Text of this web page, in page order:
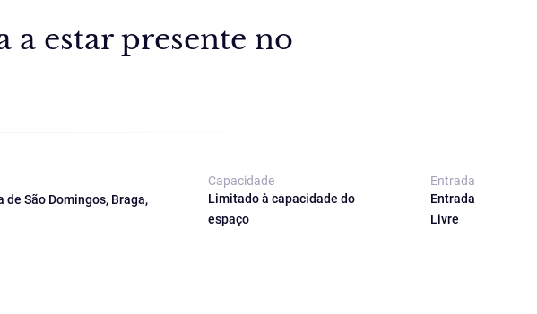
estar presente no
São Domingos, Braga,
Capacidade
Limitado à capacidade do
espaço
Entrada
Entrada
Livre